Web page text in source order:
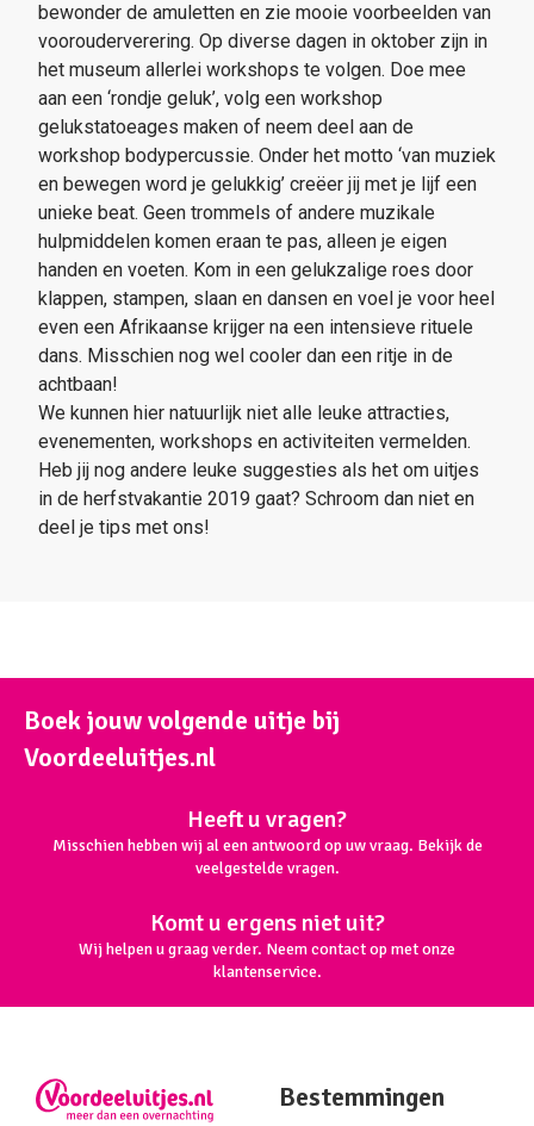
bewonder de amuletten en zie mooie voorbeelden van
voorouderverering. Op diverse dagen in oktober zijn in
het museum allerlei workshops te volgen. Doe mee
aan een ‘rondje geluk’, volg een workshop
gelukstatoeages maken of neem deel aan de
workshop bodypercussie. Onder het motto ‘van muziek
en bewegen word je gelukkig’ creëer jij met je lijf een
unieke beat. Geen trommels of andere muzikale
hulpmiddelen komen eraan te pas, alleen je eigen
handen en voeten. Kom in een gelukzalige roes door
klappen, stampen, slaan en dansen en voel je voor heel
even een Afrikaanse krijger na een intensieve rituele
dans. Misschien nog wel cooler dan een ritje in de
achtbaan!
We kunnen hier natuurlijk niet alle leuke attracties,
evenementen, workshops en activiteiten vermelden.
Heb jij nog andere leuke suggesties als het om uitjes
in de herfstvakantie 2019 gaat? Schroom dan niet en
deel je tips met ons!
Boek jouw volgende uitje bij
Voordeeluitjes.nl
Heeft u vragen?
Misschien hebben wij al een antwoord op uw vraag. Bekijk de
veelgestelde vragen.
Komt u ergens niet uit?
Wij helpen u graag verder. Neem contact op met onze
klantenservice.
Bestemmingen